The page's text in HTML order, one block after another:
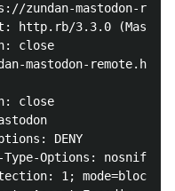
mastodon-
http.rb/3.3.0
close
mastodon-
close
DENY
Options: nosniff
1; mode=block